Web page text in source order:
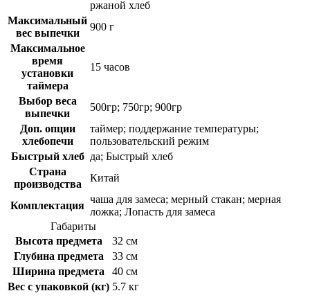
ржаной хлеб
Максимальный
вес выпечки
900 г
Максимальное
время
установки
таймера
15 часов
Выбор веса
выпечки
500гр; 750гр; 900гр
Доп. опции
хлебопечи
таймер; поддержание температуры;
пользовательский режим
Быстрый хлеб да; Быстрый хлеб
Страна
производства
Китай
Комплектация
чаша для замеса; мерный стакан; мерная
ложка; Лопасть для замеса
Габариты
Высота предмета
32 см
Глубина предмета
33 см
Ширина предмета
40 см
Вес с упаковкой (кг) 5.7 кг